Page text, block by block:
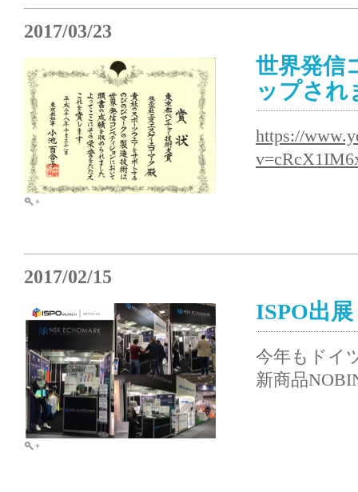
2017/03/23
世界発信
ップされ
https://
2017/02/15
ISPO出展
今年もドイ
新商品